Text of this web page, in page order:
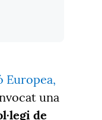
Europea,
una
de